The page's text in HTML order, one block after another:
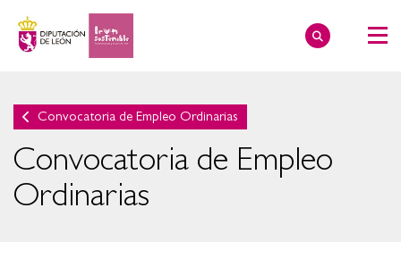
Convocatoria de Empleo Ordinarias
Convocatoria de Empleo
Ordinarias